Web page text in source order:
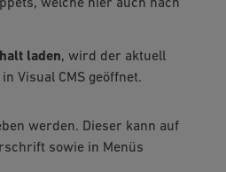
welche hier auch nach
laden, wird der aktuell
Visual CMS geöffnet.
werden. Dieser kann auf
sowie in Menüs